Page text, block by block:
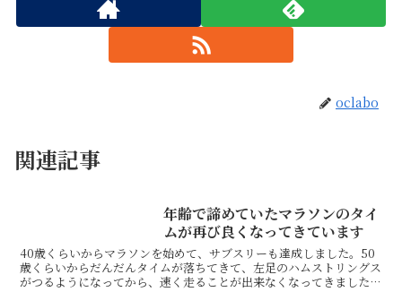
oclabo
関連記事
年齢で諦めていたマラソンのタイ
ムが再び良くなってきています
40歳くらいからマラソンを始めて、サブスリーも達成しました。50
歳くらいからだんだんタイムが落ちてきて、左足のハムストリングス
がつるようになってから、速く走ることが出来なくなってきました。